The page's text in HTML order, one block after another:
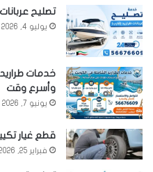
تصليح عربانات
يوليو 4, 2026
وأسرع وقت
يونيو 7, 2026
قطع غيار
فبراير 25, 2026